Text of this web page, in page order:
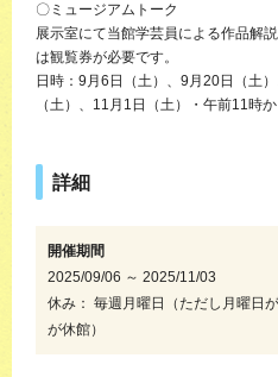
〇ミュージアムトーク
展示室にて当館学芸員による作品解
は観覧券が必要です。
日時：9月6日（土）、9月20日（土
（土）、11月1日（土）・午前11時
詳細
開催期間
2025/09/06 ～ 2025/11/03
休み： 毎週月曜日（ただし月曜日
が休館）